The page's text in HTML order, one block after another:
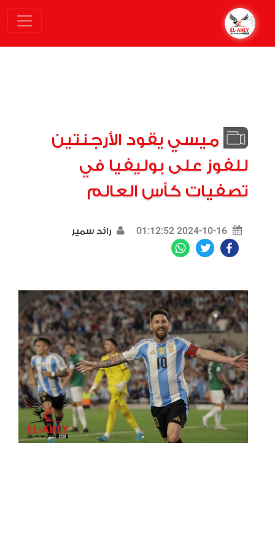
ميسي يقود الأرجنتين
للفوز على بوليفيا في
تصفيات كأس العالم
2024-10-16 01:12:52 رائد سمير
Facebook
Twitter